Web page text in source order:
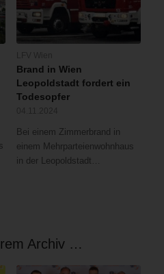
Brand in Wien
Leopoldstadt fordert ein
Todesopfer
Bei einem Zimmerbrand in
einem Mehrparteienwohnhaus
in der Leopoldstadt…
Archiv …